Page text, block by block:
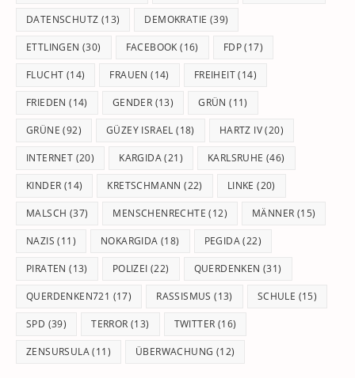
DATENSCHUTZ (13) DEMOKRATIE (39)
ETTLINGEN (30) FACEBOOK (16) FDP(17)
FLUCHT (14) FRAUEN (14) FREIHEIT(14)
FRIEDEN (14) GENDER (13) GRÜN (11)
GRÜNE (92) GÜZEY ISRAEL (18) HARTZ IV(20)
INTERNET (20) KARGIDA(21) KARLSRUHE (46)
KINDER (14) KRETSCHMANN (22) LINKE (20)
MALSCH (37) MENSCHENRECHTE (12) MÄNNER (15)
NAZIS (11) NOKARGIDA (18) PEGIDA(22)
PIRATEN (13) POLIZEI (22) QUERDENKEN (31)
QUERDENKEN721 (17) RASSISMUS (13) SCHULE (15)
SPD (39) TERROR (13) TWITTER (16)
ZENSURSULA(11) ÜBERWACHUNG (12)